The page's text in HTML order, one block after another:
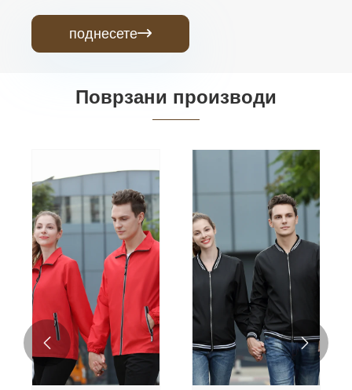
поднесете
Поврзани производи
 